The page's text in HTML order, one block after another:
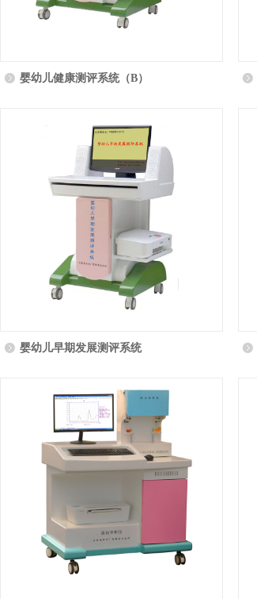
婴幼儿健康测评系统（B）
婴幼儿早期发展测评系统